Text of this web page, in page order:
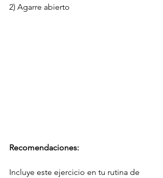
2) Agarre abierto
Recomendaciones:
Incluye este ejercicio en tu rutina de